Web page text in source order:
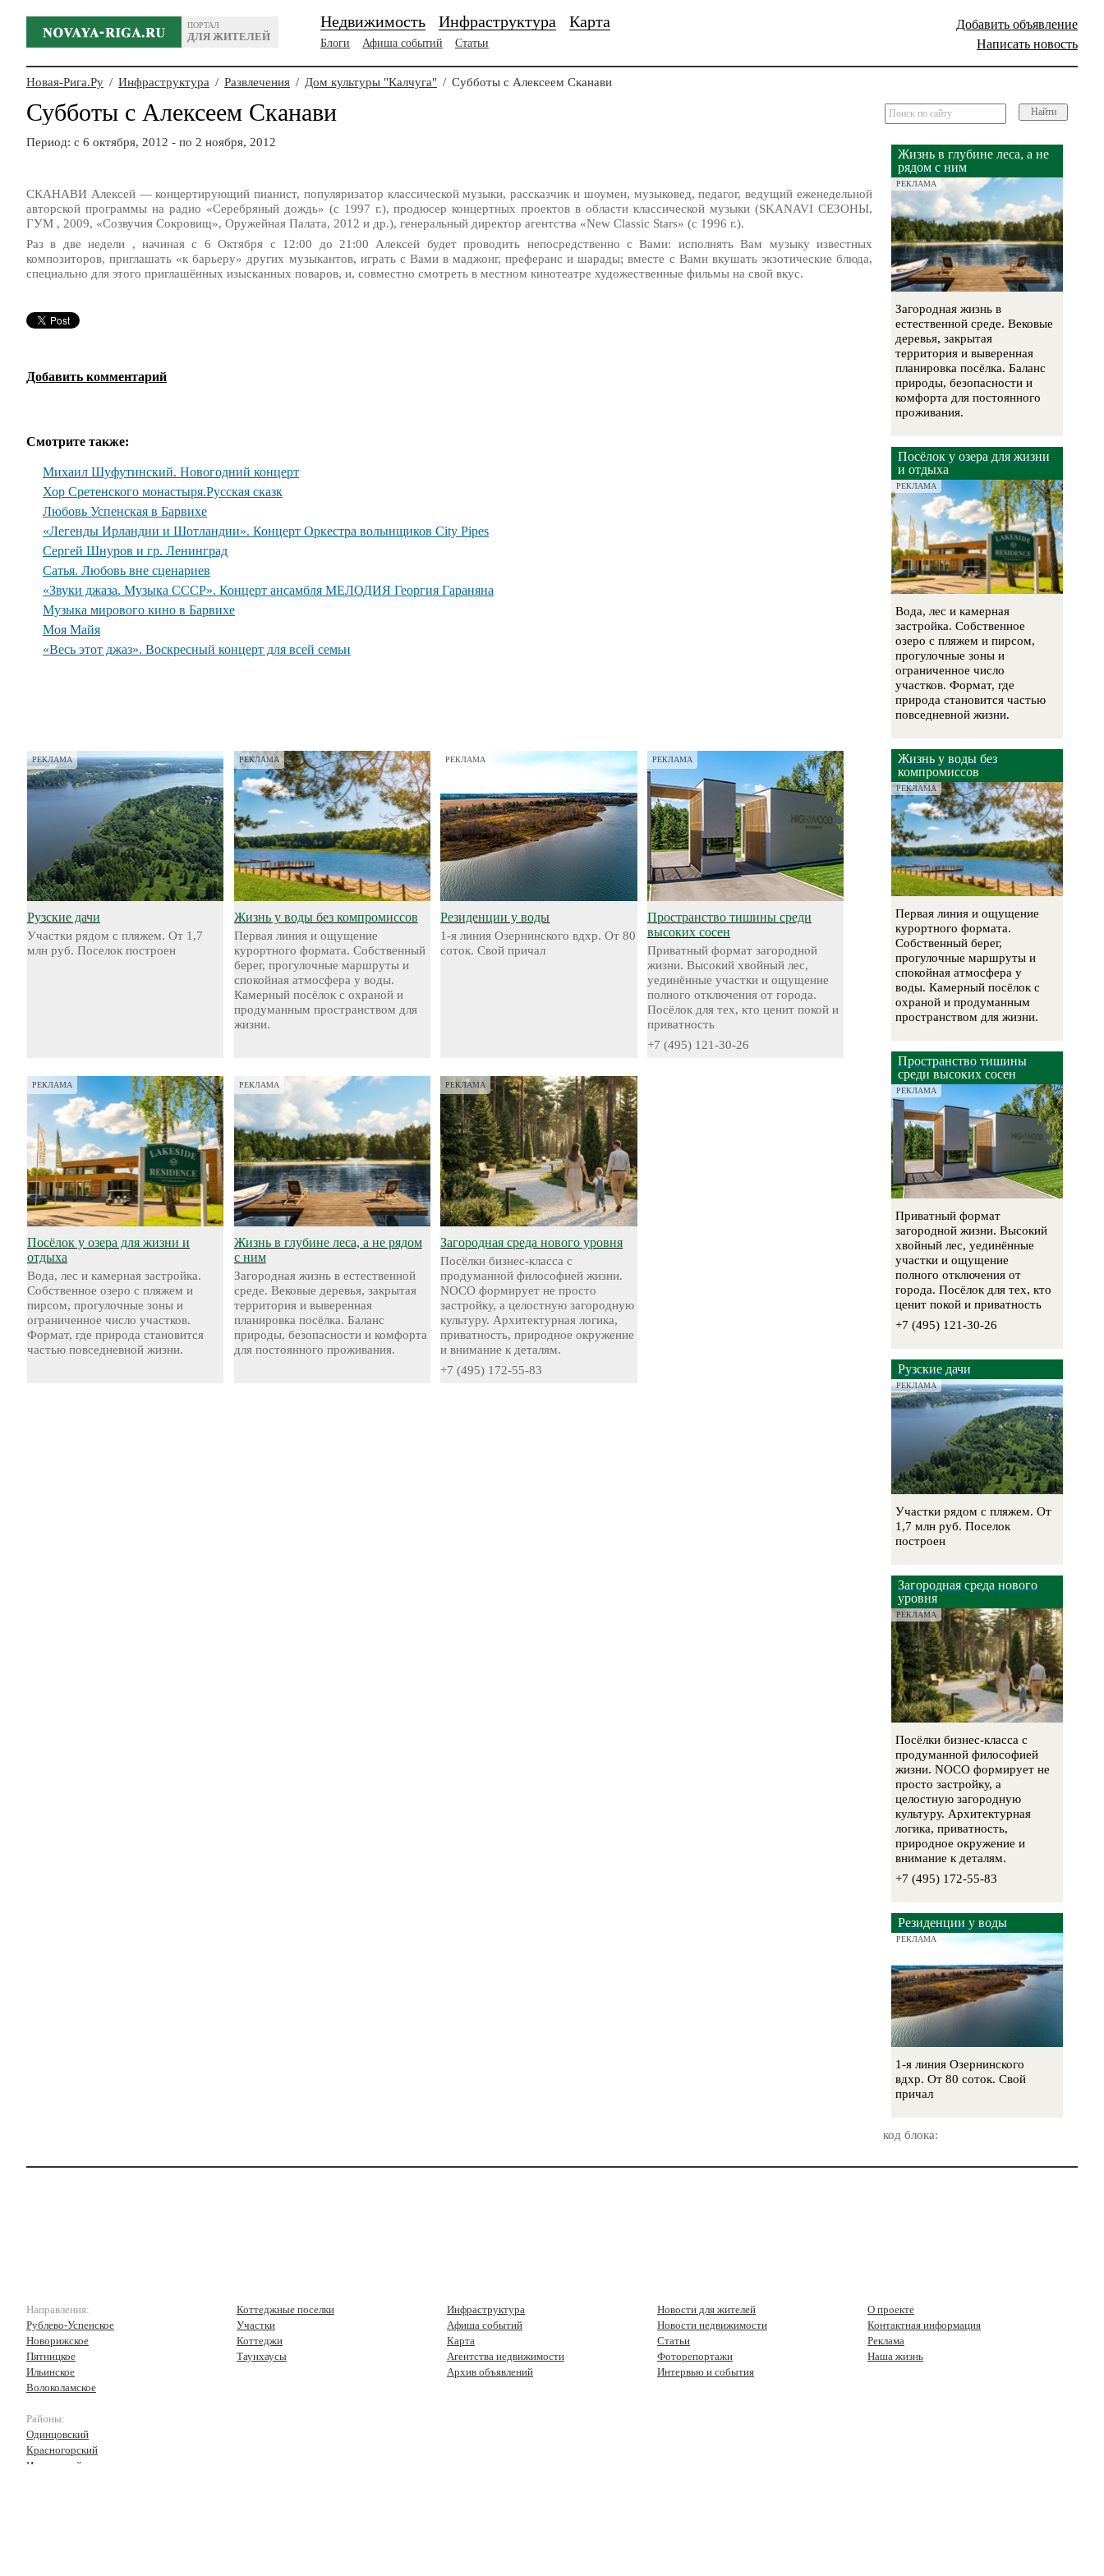
ПОРТАЛ
ДЛЯ ЖИТЕЛЕЙ
Добавить объявление
Написать новость
Недвижимость Инфраструктура Карта
Блоги Афиша событий Статьи
Новая-Рига.Ру / Инфраструктура / Развлечения / Дом культуры "Калчуга" / Субботы с Алексеем Сканави
Субботы с Алексеем Сканави
Период: c 6 октября, 2012 - по 2 ноября, 2012
СКАНАВИ Алексей — концертирующий пианист, популяризатор классической музыки, рассказчик и шоумен, музыковед, педагог, ведущий еженедельной
авторской программы на радио «Серебряный дождь» (с 1997 г.), продюсер концертных проектов в области классической музыки (SKANAVI СЕЗОНЫ,
ГУМ , 2009, «Созвучия Сокровищ», Оружейная Палата, 2012 и др.), генеральный директор агентства «New Classic Stars» (с 1996 г.).
Раз в две недели , начиная с 6 Октября с 12:00 до 21:00 Алексей будет проводить непосредственно с Вами: исполнять Вам музыку известных
композиторов, приглашать «к барьеру» других музыкантов, играть с Вами в маджонг, преферанс и шарады; вместе с Вами вкушать экзотические блюда,
специально для этого приглашённых изысканных поваров, и, совместно смотреть в местном кинотеатре художественные фильмы на свой вкус.
Добавить комментарий
Смотрите также:
Михаил Шуфутинский. Новогодний концерт
Хор Сретенского монастыря.Русская сказк
Любовь Успенская в Барвихе
«Легенды Ирландии и Шотландии». Концерт Оркестра волынщиков City Pipes
Сергей Шнуров и гр. Ленинград
Сатья. Любовь вне сценариев
«Звуки джаза. Музыка СССР». Концерт ансамбля МЕЛОДИЯ Георгия Гараняна
Музыка мирового кино в Барвихе
Моя Майя
«Весь этот джаз». Воскресный концерт для всей семьи
РЕКЛАМА
Рузские дачи
Участки рядом с пляжем. От 1,7
млн руб. Поселок построен
РЕКЛАМА
Жизнь у воды без компромиссов
Первая линия и ощущение
курортного формата. Собственный
берег, прогулочные маршруты и
спокойная атмосфера у воды.
Камерный посёлок с охраной и
продуманным пространством для
жизни.
РЕКЛАМА
Резиденции у воды
1-я линия Озернинского вдхр. От 80
соток. Свой причал
РЕКЛАМА
Пространство тишины среди
высоких сосен
Приватный формат загородной
жизни. Высокий хвойный лес,
уединённые участки и ощущение
полного отключения от города.
Посёлок для тех, кто ценит покой и
приватность
+7 (495) 121-30-26
РЕКЛАМА
Посёлок у озера для жизни и
отдыха
Вода, лес и камерная застройка.
Собственное озеро с пляжем и
пирсом, прогулочные зоны и
ограниченное число участков.
Формат, где природа становится
частью повседневной жизни.
РЕКЛАМА
Жизнь в глубине леса, а не рядом
с ним
Загородная жизнь в естественной
среде. Вековые деревья, закрытая
территория и выверенная
планировка посёлка. Баланс
природы, безопасности и комфорта
для постоянного проживания.
РЕКЛАМА
Загородная среда нового уровня
Посёлки бизнес-класса с
продуманной философией жизни.
NOCO формирует не просто
застройку, а целостную загородную
культуру. Архитектурная логика,
приватность, природное окружение
и внимание к деталям.
+7 (495) 172-55-83
Найти
Жизнь в глубине леса, а не
рядом с ним
РЕКЛАМА
Загородная жизнь в
естественной среде. Вековые
деревья, закрытая
территория и выверенная
планировка посёлка. Баланс
природы, безопасности и
комфорта для постоянного
проживания.
Посёлок у озера для жизни
и отдыха
РЕКЛАМА
Вода, лес и камерная
застройка. Собственное
озеро с пляжем и пирсом,
прогулочные зоны и
ограниченное число
участков. Формат, где
природа становится частью
повседневной жизни.
Жизнь у воды без
компромиссов
РЕКЛАМА
Первая линия и ощущение
курортного формата.
Собственный берег,
прогулочные маршруты и
спокойная атмосфера у
воды. Камерный посёлок с
охраной и продуманным
пространством для жизни.
Пространство тишины
среди высоких сосен
РЕКЛАМА
Приватный формат
загородной жизни. Высокий
хвойный лес, уединённые
участки и ощущение
полного отключения от
города. Посёлок для тех, кто
ценит покой и приватность
+7 (495) 121-30-26
Рузские дачи
РЕКЛАМА
Участки рядом с пляжем. От
1,7 млн руб. Поселок
построен
Загородная среда нового
уровня
РЕКЛАМА
Посёлки бизнес-класса с
продуманной философией
жизни. NOCO формирует не
просто застройку, а
целостную загородную
культуру. Архитектурная
логика, приватность,
природное окружение и
внимание к деталям.
+7 (495) 172-55-83
Резиденции у воды
РЕКЛАМА
1-я линия Озернинского
вдхр. От 80 соток. Свой
причал
код блока:
Направления:
Рублево-Успенское
Новорижское
Пятницкое
Ильинское
Волоколамское
Районы:
Одинцовский
Красногорский
Истринский
Коттеджные поселки
Участки
Коттеджи
Таунхаусы
Инфраструктура
Афиша событий
Карта
Агентства недвижимости
Архив объявлений
Новости для жителей
Новости недвижимости
Статьи
Фоторепортажи
Интервью и события
О проекте
Контактная информация
Реклама
Наша жизнь